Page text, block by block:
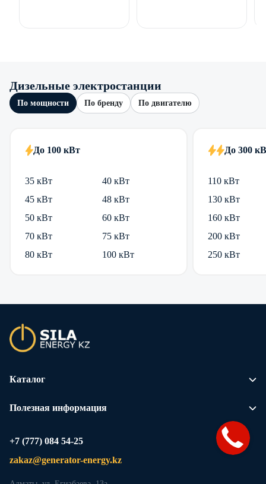
Дизельные электростанции
По мощности По бренду По двигателю
До 100 кВт
35 кВт
40 кВт
45 кВт
48 кВт
50 кВт
60 кВт
70 кВт
75 кВт
80 кВт
100 кВт
До 300
110 кВт
130 кВт
160 кВт
200 кВт
250 кВт
Каталог
Полезная информация
+7 (777) 084 54-25
zakaz@generator-energy.kz